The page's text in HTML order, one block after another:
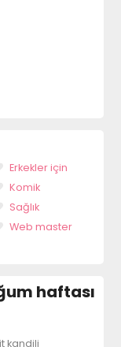
Erkekler için
Komik
Sağlık
Web master
haftası
kandili